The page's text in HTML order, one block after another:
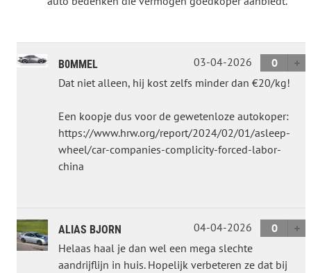
B0MMEL 03-04-2026
0
Dat niet alleen, hij kost zelfs minder dan €20/kg!
Een koopje dus voor de gewetenloze autokoper:
https://www.hrw.org/report/2024/02/01/asleep-
wheel/car-companies-complicity-forced-labor-
china
ALIAS BJORN 04-04-2026
0
Helaas haal je dan wel een mega slechte
aandrijflijn in huis. Hopelijk verbeteren ze dat bij